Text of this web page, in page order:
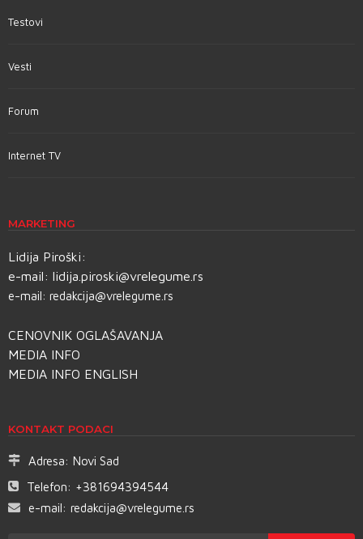
Testovi
Vesti
Forum
Internet TV
MARKETING
Lidija Piroški:
e-mail: lidija.piroski@vrelegume.rs
e-mail: redakcija@vrelegume.rs
CENOVNIK OGLAŠAVANJA
MEDIA INFO
MEDIA INFO ENGLISH
KONTAKT PODACI
Adresa: Novi Sad
Telefon: +381694394544
e-mail: redakcija@vrelegume.rs